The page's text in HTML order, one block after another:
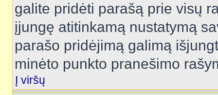
galite pridėti parašą prie visų
įjungę atitinkamą nustatymą
parašo pridėjimą galimą
minėto punkto pranešimo
Į viršų